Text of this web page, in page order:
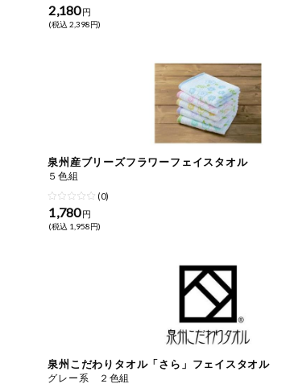
自動注文システム登録
自動注文システム登録を修正する
専門ショップサイト
パルコープ・よどがわ生協の情報サイト
商品のリクエスト
飲料
ーパー
コスメ＆ボデ
ィケア
特定原材料に準ずるものは、お取引先から
2,180 円
(税込 2,398円)
泉州産ブリーズフラワーフェイスタオル
５色組
(0)
1,780 円
(税込 1,958円)
泉州こだわりタオル「さら」フェイスタオル
グレー系 ２色組